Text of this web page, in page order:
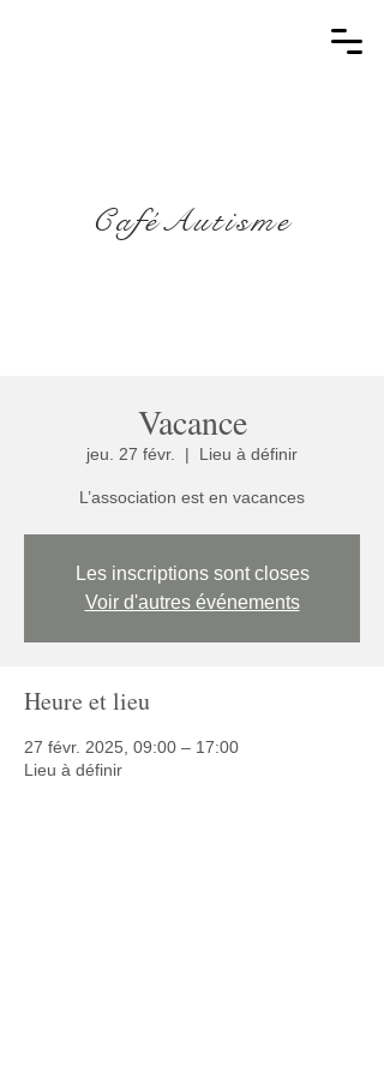
CaféAutisme
Vacance
jeu. 27 févr.
  |
Lieu à définir
L’association est en vacances
Les inscriptions sont closes
Voir d'autres événements
Heure et lieu
27 févr. 2025, 09:00 – 17:00
Lieu à définir